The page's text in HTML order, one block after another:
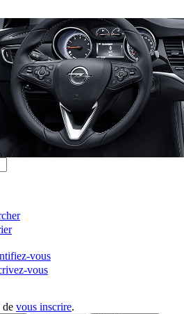
vous
vous
vous inscrire.